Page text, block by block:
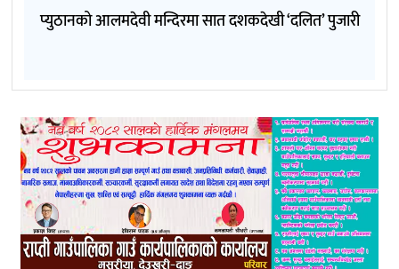
प्युठानको आलमदेवी मन्दिरमा सात दशकदेखी ‘दलित’ पुजारी